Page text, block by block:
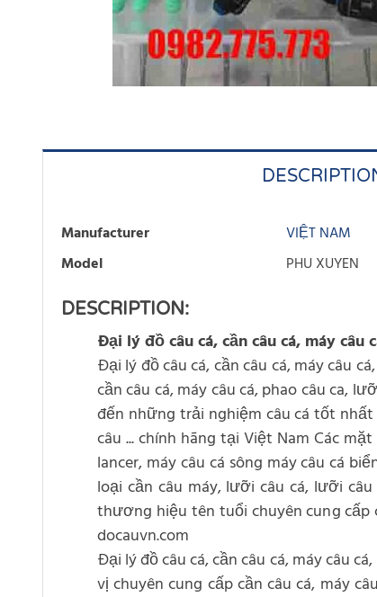
Manufacturer
VIỆT NAM
Model
PHU XUYEN
DESCRIPTION:
Đại lý đồ câu cá, cần câu cá, máy
Đại lý đồ câu cá, cần câu cá, máy câu
cần câu cá, máy câu cá, phao câu ca,
đến những trải nghiệm câu cá tốt nhất
câu ... chính hãng tại Việt Nam Các
lancer, máy câu cá sông máy câu cá
loại cần câu máy, lưỡi câu cá, lưỡi
thương hiệu tên tuổi chuyên cung cấp
docauvn.com
Đại lý đồ câu cá, cần câu cá, máy câu
vị chuyên cung cấp cần câu cá, máy